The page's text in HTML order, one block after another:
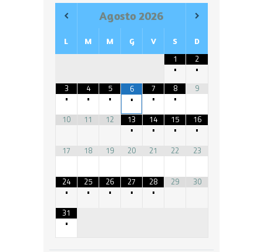
Agosto2026
L M M G V S D
1
•
2
•
3
•
4
•
5
•
6
•
7
•
8
•
9
10 11 12
13
•
14
•
15
•
16
•
17
18 19 20 21 22 23
24
•
25
•
26
•
27
•
28
•
29 30
31
•